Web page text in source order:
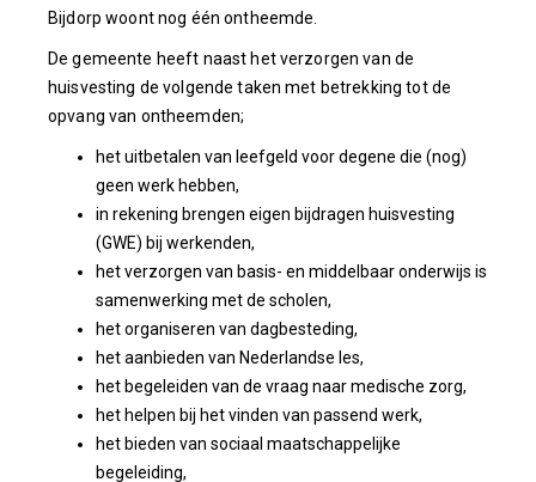
Bijdorp woont nog één ontheemde.
De gemeente heeft naast het verzorgen van de
huisvesting de volgende taken met betrekking tot de
opvang van ontheemden;
het uitbetalen van leefgeld voor degene die (nog)
geen werk hebben,
in rekening brengen eigen bijdragen huisvesting
(GWE) bij werkenden,
het verzorgen van basis- en middelbaar onderwijs is
samenwerking met de scholen,
het organiseren van dagbesteding,
het aanbieden van Nederlandse les,
het begeleiden van de vraag naar medische zorg,
het helpen bij het vinden van passend werk,
het bieden van sociaal maatschappelijke
begeleiding,